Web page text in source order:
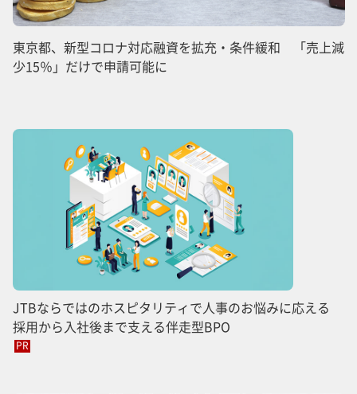
東京都、新型コロナ対応融資を拡充・条件緩和 「売上減
少15％」だけで申請可能に
JTBならではのホスピタリティで人事のお悩みに応える
採用から入社後まで支える伴走型BPO
PR